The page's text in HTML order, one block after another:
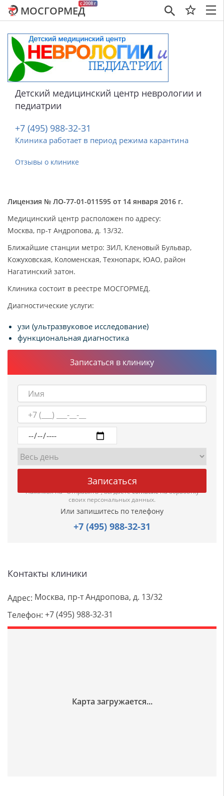
×
c 2008 г
МОСГОРМЕД
Детский медицинский центр неврологии и
педиатрии
+7 (495) 988-32-31
Клиника работает в период режима карантина
Отзывы о клинике
Лицензия № ЛО-77-01-011595 от 14 января 2016 г.
Медицинский центр расположен по адресу:
Москва, пр-т Андропова, д. 13/32.
Ближайшие станции метро: ЗИЛ, Кленовый Бульвар,
Кожуховская, Коломенская, Технопарк, ЮАО, район
Нагатинский затон.
Клиника состоит в реестре МОСГОРМЕД.
Диагностические услуги:
узи (ультразвуковое исследование)
функциональная диагностика
Записаться в клинику
Нажимая на "Отправить", вы даетесогласиена обработку
своих персональных данных.
Или запишитесь по телефону
+7 (495) 988-32-31
Контакты клиники
Адрес: Москва, пр-т Андропова, д. 13/32
Телефон: +7 (495) 988-32-31